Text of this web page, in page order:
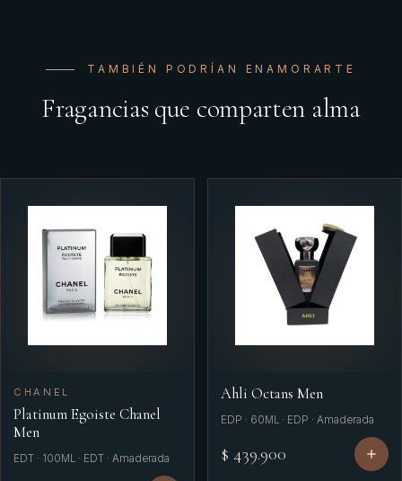
TAMBIÉN PODRÍAN ENAMORARTE
Fragancias que comparten alma
CHANEL
Platinum Egoiste Chanel
Men
EDT · 100ML · EDT · Amaderada
Ahli Octans Men
EDP · 60ML · EDP · Amaderada
$ 439.900